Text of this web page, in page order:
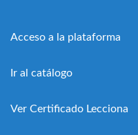
Acceso a la plataforma
Ir al catálogo
Ver Certificado Lecciona